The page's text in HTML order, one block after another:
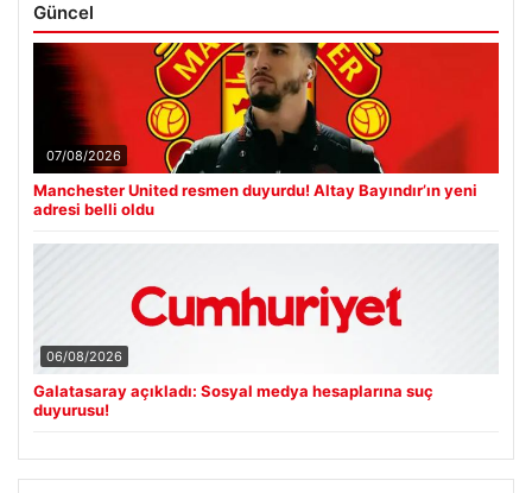
Güncel
07/08/2026
Manchester United resmen duyurdu! Altay Bayındır’ın yeni
adresi belli oldu
06/08/2026
Galatasaray açıkladı: Sosyal medya hesaplarına suç
duyurusu!